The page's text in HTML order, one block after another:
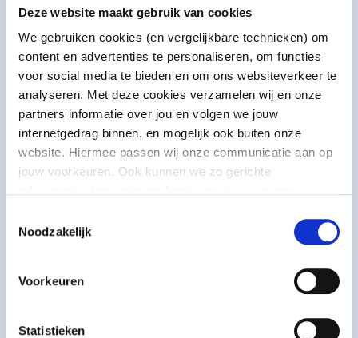
Deze website maakt gebruik van cookies
We gebruiken cookies (en vergelijkbare technieken) om
content en advertenties te personaliseren, om functies
voor social media te bieden en om ons websiteverkeer te
analyseren. Met deze cookies verzamelen wij en onze
partners informatie over jou en volgen we jouw
internetgedrag binnen, en mogelijk ook buiten onze
website. Hiermee passen wij onze communicatie aan op
jouw voorkeuren. Ook kunnen we zo gerichte
statement. Je kunt je toestemming ook altijd
wijzigen of
Noodzakelijk
Voorkeuren
Statistieken
Fair Practice Gids
We moedigen aanvragers aan om fair practice te
verwerken in je aanvraag. In de Fair Practice Gids
lees je hoe je dat kunt doen.
Hulp bij je aanvraag
Hier lees je de algemene voorwaarden van